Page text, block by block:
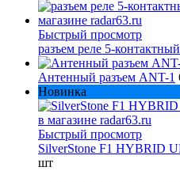
Быстрый просмотр
разъем реле 5-
Антенный разъем ANT-1
Новинка
Быстрый просмотр
SilverStone F1 HYBRID
шт